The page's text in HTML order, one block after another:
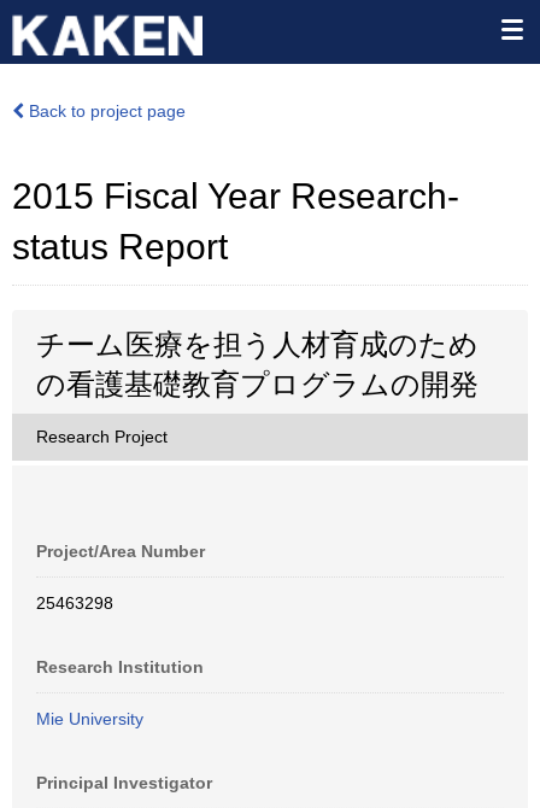
Back to project page
2015 Fiscal Year Research-
status Report
チーム医療を担う人材育成のため
の看護基礎教育プログラムの開発
Research Project
Project/Area Number
25463298
Research Institution
Mie University
Principal Investigator